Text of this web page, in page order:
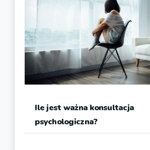
Ile jest ważna konsultacja
psychologiczna?